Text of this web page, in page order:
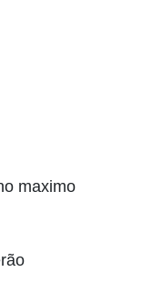
maximo